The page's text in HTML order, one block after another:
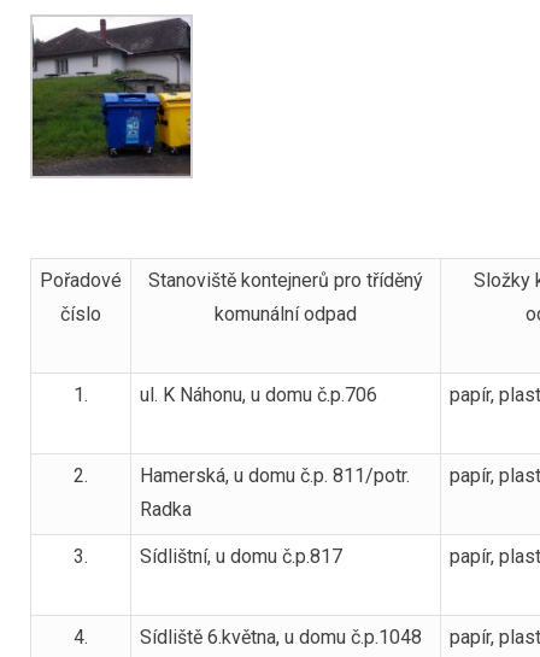
Pořadové
číslo
Stanoviště kontejnerů pro tříděný
komunální odpad
Složky
1. ul. K Náhonu, u domu č.p.706 papír, plast
2.
Hamerská, u domu č.p. 811/potr.
Radka
papír,
3. Sídlištní, u domu č.p.817 papír,
4. Sídliště 6.května, u domu č.p.1048 papír,